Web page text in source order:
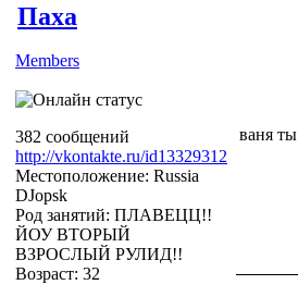
Паxа
Members
382 сообщений
http://vkontakte.ru/id13329312
Местоположение: Russia
DJopsk
Род занятий: ПЛАВЕЦЦ!!
ЙОУ ВТОРЫЙ
ВЗРОСЛЫЙ РУЛИД!!
Возраст: 32
ваня ты